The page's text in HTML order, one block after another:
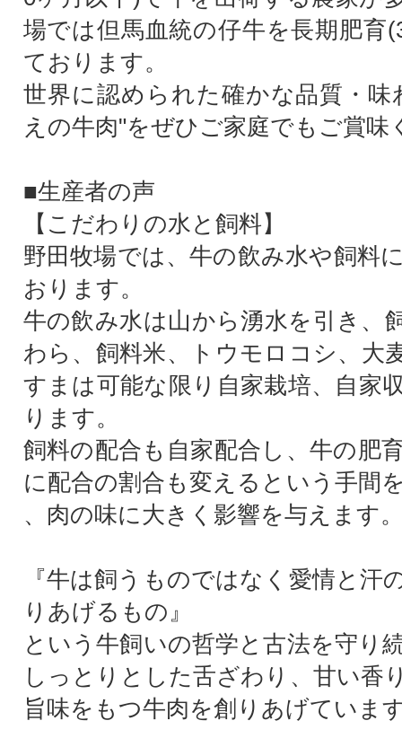
場では但馬血統の仔牛を長期肥育
ております。
世界に認められた確かな品質・
えの牛肉"をぜひご家庭でもご賞味
■生産者の声
【こだわりの水と飼料】
野田牧場では、牛の飲み水や飼料
おります。
牛の飲み水は山から湧水を引き、
わら、飼料米、トウモロコシ、大
すまは可能な限り自家栽培、自家
ります。
飼料の配合も自家配合し、牛の肥
に配合の割合も変えるという手間
、肉の味に大きく影響を与えます
『牛は飼うものではなく愛情と汗
りあげるもの』
という牛飼いの哲学と古法を守り
しっとりとした舌ざわり、甘い香
旨味をもつ牛肉を創りあげていま